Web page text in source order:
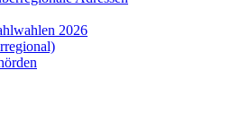
2026